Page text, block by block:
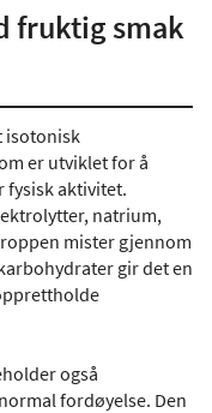
fruktig smak
isotonisk
er utviklet for å
fysisk aktivitet.
natrium,
mister gjennom
gir det en
også
fordøyelse. Den